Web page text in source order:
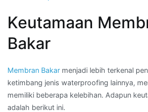
Keutamaan
Bakar
Membran Bakar menjadi lebih terkenal
ketimbang jenis waterproofing lainnya,
memiliki beberapa kelebihan. Adapun
adalah berikut ini.